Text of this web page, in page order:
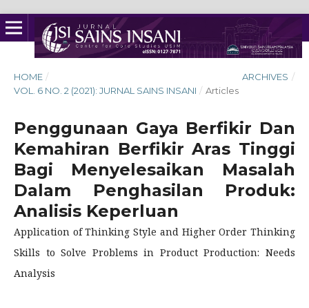
HOME / ARCHIVES /
VOL. 6 NO. 2 (2021): JURNAL SAINS INSANI / Articles
Penggunaan Gaya Berfikir Dan
Kemahiran Berfikir Aras Tinggi
Bagi Menyelesaikan Masalah
Dalam Penghasilan Produk:
Analisis Keperluan
Application of Thinking Style and Higher Order Thinking
Skills to Solve Problems in Product Production: Needs
Analysis